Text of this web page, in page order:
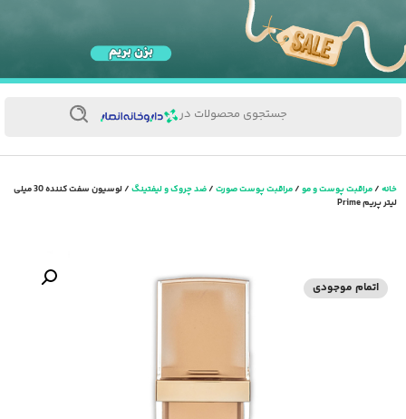
جستجوی محصولات در
خانه/مراقبت پوست و مو/مراقبت پوست صورت/ضد چروک و لیفتینگ
/ لوسیون سفت کننده 30 میلی
لیتر پریم Prime
اتمام موجودی